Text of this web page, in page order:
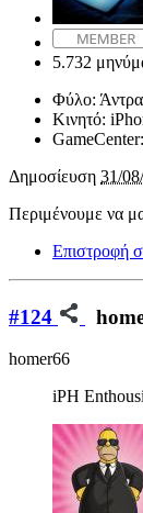
5.732
Φύλο:
Κινητό:
GameCenter:
Δημοσίευση 31/
Περιμένουμε να
Επιστροφή
#124
homer66
iPH